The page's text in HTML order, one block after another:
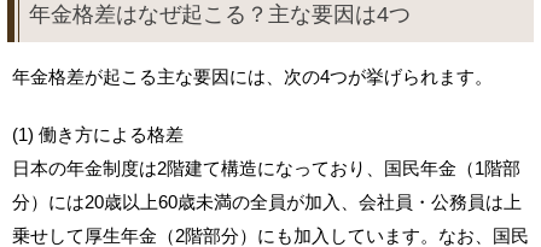
年金格差はなぜ起こる？主な要因は4つ
年金格差が起こる主な要因には、次の4つが挙げられます。
(1) 働き方による格差
日本の年金制度は2階建て構造になっており、国民年金（1階部
分）には20歳以上60歳未満の全員が加入、会社員・公務員は上
乗せして厚生年金（2階部分）にも加入しています。なお、国民